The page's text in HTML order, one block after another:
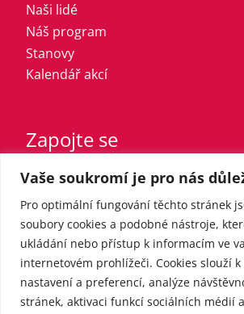
Vaše soukromí je pro nás
Pro optimální fungování těchto stránek
soubory cookies a podobné nástroje,
ukládání nebo přístup k informacím ve
internetovém prohlížeči. Cookies slouží
nastavení a preferencí, analýze
stránek, aktivaci funkcí sociálních médií
Naši lidé
Náš program
Stanovy
Kalendář akcí
Zapojte se
Vstupte do strany
Registrovaný sympatizant
Přispějte finančně
Pro média